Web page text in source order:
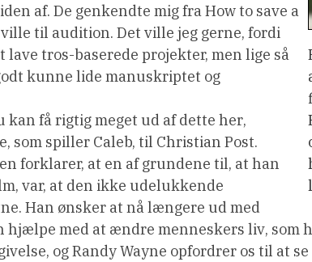
af. De genkendte mig fra How to save a
ville til audition. Det ville jeg gerne, fordi
lave tros-baserede projekter, men lige så
kunne lide manuskriptet og
kan få rigtig meget ud af dette her,
som spiller Caleb, til Christian Post.
forklarer, at en af grundene til, at han
var, at den ikke udelukkende
Han ønsker at nå længere ud med
hjælpe med at ændre menneskers liv,
og Randy Wayne opfordrer os til at se